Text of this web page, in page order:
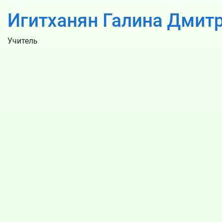
Игитханян Галина
Учитель